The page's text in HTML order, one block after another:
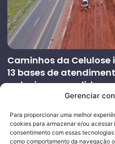
Gerenciar
Para proporcionar uma melhor
cookies para armazenar e/ou
consentimento com essas
como comportamento da navegação
Caminhos da
13 bases de
rodovias concedidas